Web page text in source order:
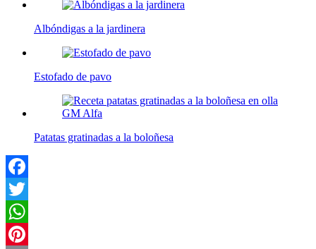
Albóndigas a la jardinera
Estofado de pavo
Patatas gratinadas a la boloñesa
Facebook
Twitter
WhatsApp